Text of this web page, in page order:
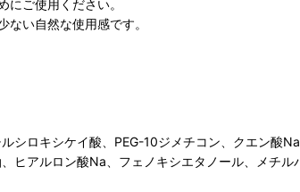
ご使用ください。
い自然な使用感です。
シロキシケイ酸、PEG-10ジメチコン、クエン酸
ヒアルロン酸Na、フェノキシエタノール、メチル